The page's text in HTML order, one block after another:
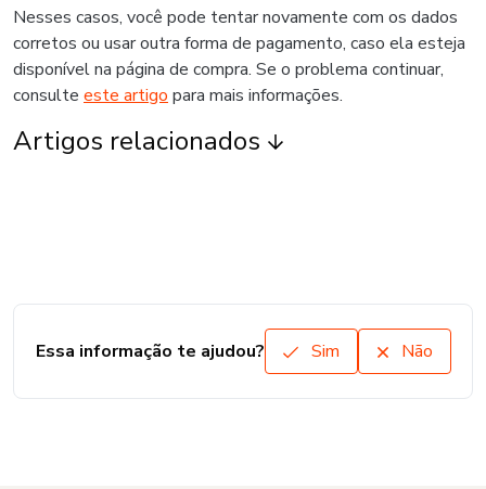
Nesses casos, você pode tentar novamente com os dados
corretos ou usar outra forma de pagamento, caso ela esteja
disponível na página de compra. Se o problema continuar,
consulte este artigo para mais informações.
Artigos relacionados
Essa informação te ajudou? Sim Não